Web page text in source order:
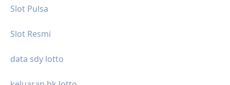
Slot Pulsa
Slot Resmi
data sdy lotto